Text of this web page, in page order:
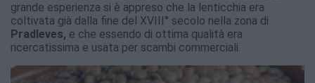
grande esperienza si è appreso che la lenticchia era
coltivata già dalla fine del XVIII° secolo nella zona di
Pradleves, e che essendo di ottima qualità era
ricercatissima e usata per scambi commerciali.